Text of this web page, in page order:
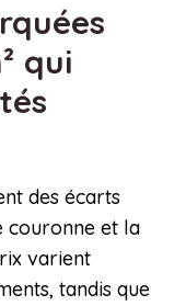
qui
des écarts
couronne et la
varient
tandis que